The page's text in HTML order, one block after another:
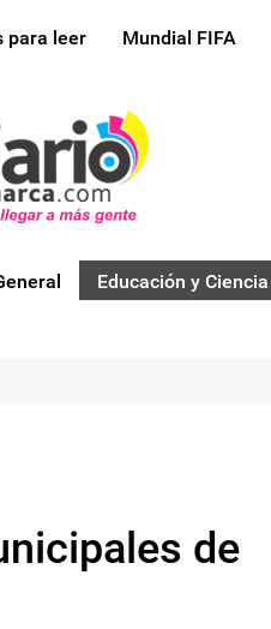
para leer Mundial FIFA
Educación y Ciencia
de